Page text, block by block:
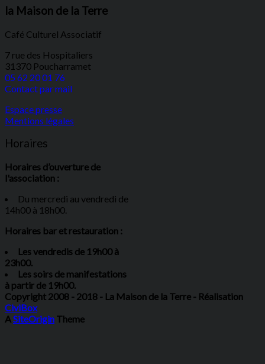
la Maison de la Terre
Café Culturel Associatif
7 rue des Hospitaliers
31370 Poucharramet
05 62 20 01 76
Contact par mail
Espace presse
Mentions légales
Horaires
Horaires d’ouverture de
l'association :
Du mercredi au vendredi de
14h00 à 18h00.
Horaires bar et restauration :
Les vendredis de 19h00 à
23h00.
Les soirs de manifestations
à partir de 19h00.
Copyright 2008 - 2018 - La Maison de la Terre - Réalisation
CiviBox
ASiteOrigin Theme